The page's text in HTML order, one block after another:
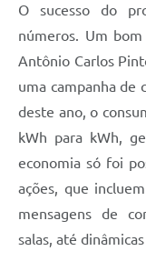
O sucesso do
números. Um
Antônio Carlos
uma campanha de
deste ano, o
kWh para kWh,
economia só foi
ações, que
mensagens de
salas, até